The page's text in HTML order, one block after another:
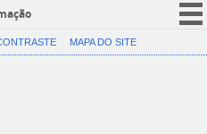
CORONAVÍRUS (COVID-19)
MAPA DO SITE